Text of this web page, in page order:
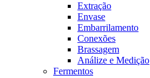
Extração
Envase
Embarrilamento
Conexões
Brassagem
Análize e Medição
Fermentos